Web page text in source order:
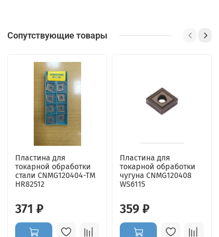
Сопутствующие товары
Пластина для
токарной обработки
стали CNMG120404-TM
HR82512
371 ₽
Пластина для
токарной обработки
чугуна CNMG120408
WS6115
359 ₽